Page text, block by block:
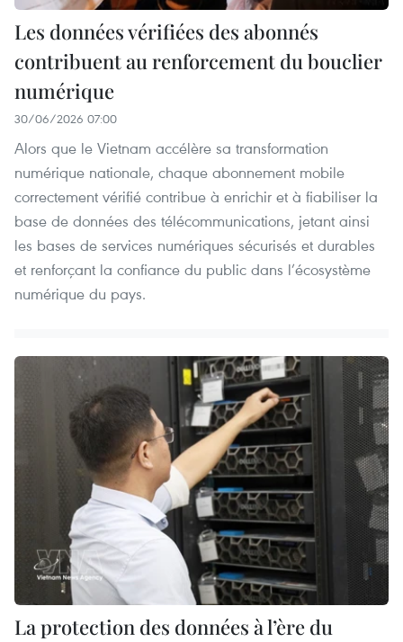
Les données vérifiées des abonnés
contribuent au renforcement du bouclier
numérique
30/06/2026 07:00
Alors que le Vietnam accélère sa transformation
numérique nationale, chaque abonnement mobile
correctement vérifié contribue à enrichir et à fiabiliser la
base de données des télécommunications, jetant ainsi
les bases de services numériques sécurisés et durables
et renforçant la confiance du public dans l’écosystème
numérique du pays.
La protection des données à l’ère du